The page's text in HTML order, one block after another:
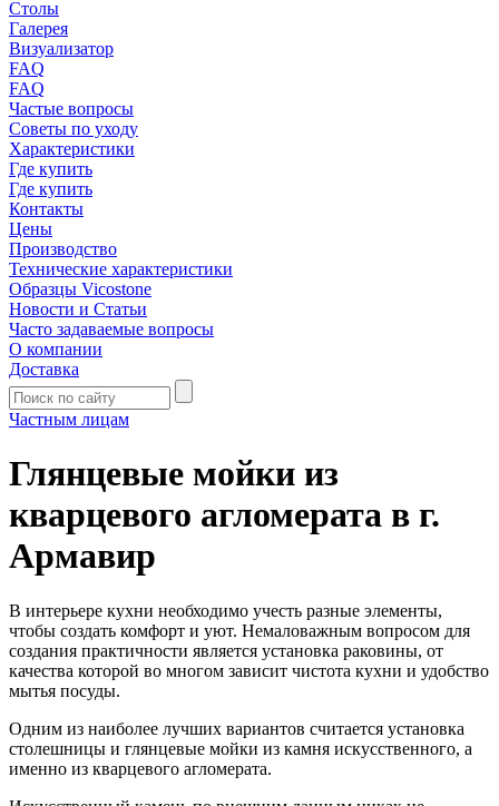
Столы
Галерея
Визуализатор
FAQ
FAQ
Частые вопросы
Советы по уходу
Характеристики
Где купить
Где купить
Контакты
Цены
Производство
Технические характеристики
Образцы Vicostone
Новости и Статьи
Часто задаваемые вопросы
О компании
Доставка
Частным лицам
Глянцевые мойки из
кварцевого агломерата в г.
Армавир
В интерьере кухни необходимо учесть разные элементы,
чтобы создать комфорт и уют. Немаловажным вопросом для
создания практичности является установка раковины, от
качества которой во многом зависит чистота кухни и удобство
мытья посуды.
Одним из наиболее лучших вариантов считается установка
столешницы и глянцевые мойки из камня искусственного, а
именно из кварцевого агломерата.